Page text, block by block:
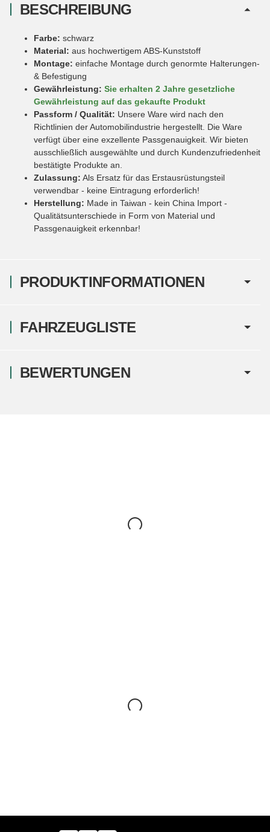
PRODUKTINFORMATIONEN
BESCHREIBUNG
Farbe: schwarz
Material: aus hochwertigem ABS-Kunststoff
Montage: einfache Montage durch genormte Halterungen-
& Befestigung
Gewährleistung: Sie erhalten 2 Jahre gesetzliche
Gewährleistung auf das gekaufte Produkt
Passform / Qualität: Unsere Ware wird nach den
Richtlinien der Automobilindustrie hergestellt. Die Ware
verfügt über eine exzellente Passgenauigkeit. Wir bieten
ausschließlich ausgewählte und durch Kundenzufriedenheit
bestätigte Produkte an.
Zulassung: Als Ersatz für das Erstausrüstungsteil
verwendbar - keine Eintragung erforderlich!
Herstellung: Made in Taiwan - kein China Import -
Qualitätsunterschiede in Form von Material und
Passgenauigkeit erkennbar!
FAHRZEUGLISTE
BEWERTUNGEN